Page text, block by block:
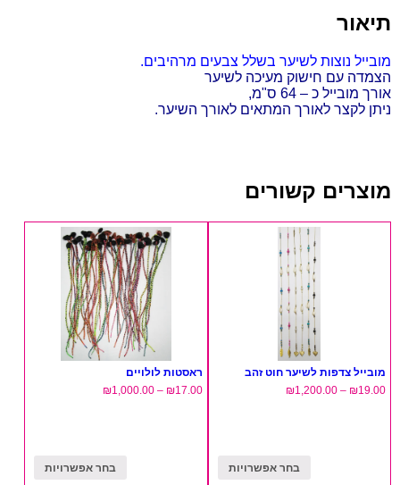
תיאור
מובייל נוצות לשיער בשלל צבעים מרהיבים.
הצמדה עם חישוק מעיכה לשיער
אורך מובייל כ – 64 ס"מ,
ניתן לקצר לאורך המתאים לאורך השיער.
מוצרים קשורים
מובייל צדפות לשיער חוט זהב
₪19.00
–
₪1,200.00
בחר אפשרויות
ראסטות לולויים
₪17.00
–
₪1,000.00
בחר אפשרויות